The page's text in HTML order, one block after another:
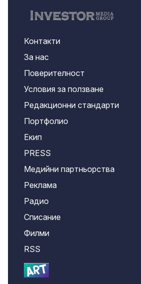
Контакти
За нас
Поверителност
Условия за ползване
Редакционни стандарти
Портфолио
Екип
PRESS
Медийни партньорства
Реклама
Радио
Списание
Филми
RSS